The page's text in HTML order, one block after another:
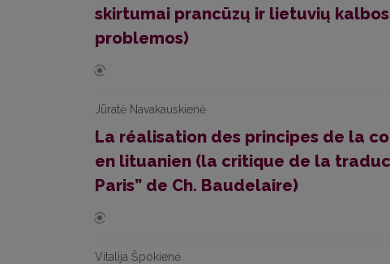
skirtumai prancūzų ir lietuvių
problemos)
Jūratė Navakauskienė
La réalisation des principes de la
en lituanien (la critique de la
Paris” de Ch. Baudelaire)
Vitalija Špokienė